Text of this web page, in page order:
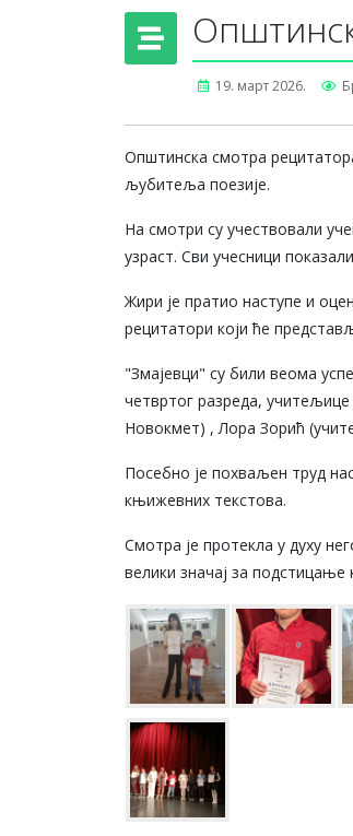
19. март 2026.
Општинска смотра
љубитеља поезије.
На смотри су учествовали
узраст. Сви учесници
Жири је пратио наступе и
рецитатори који ће
"Змајевци" су били веома
четвртог разреда,
Новокмет) , Лора Зорић
Посебно је похваљен труд
књижевних текстова.
Смотра је протекла у духу
велики значај за